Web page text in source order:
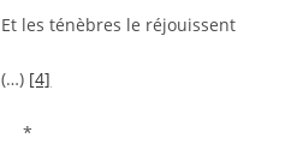
Et les ténèbres le réjouissent
(…) [4]
*